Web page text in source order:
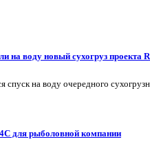
на воду новый сухогруз проекта
на воду очередного
для рыболовной компании